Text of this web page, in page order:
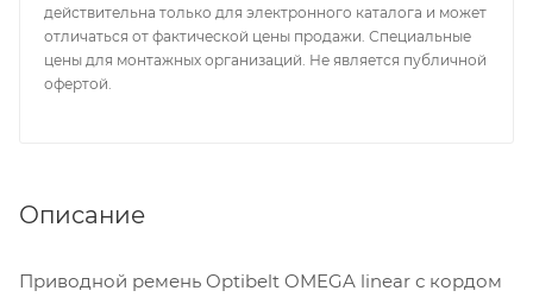
действительна только для электронного каталога и может
отличаться от фактической цены продажи. Специальные
цены для монтажных организаций. Не является публичной
офертой.
Описание
Приводной ремень Optibelt OMEGA linear с кордом